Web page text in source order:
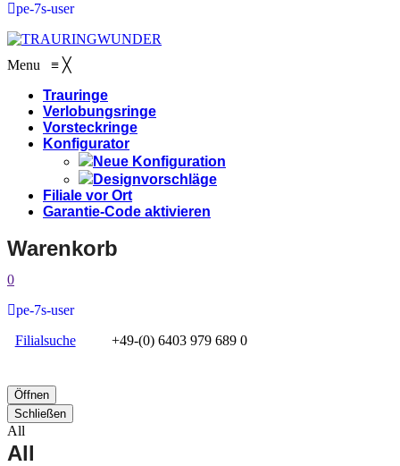
pe-7s-user
Menu ≡ ╳
Trauringe
Verlobungsringe
Vorsteckringe
Konfigurator
Neue Konfiguration
Designvorschläge
Filiale vor Ort
Garantie-Code aktivieren
Warenkorb
0
pe-7s-user
Filialsuche
+49-(0) 6403 979 689 0
Öffnen
Schließen
All
All